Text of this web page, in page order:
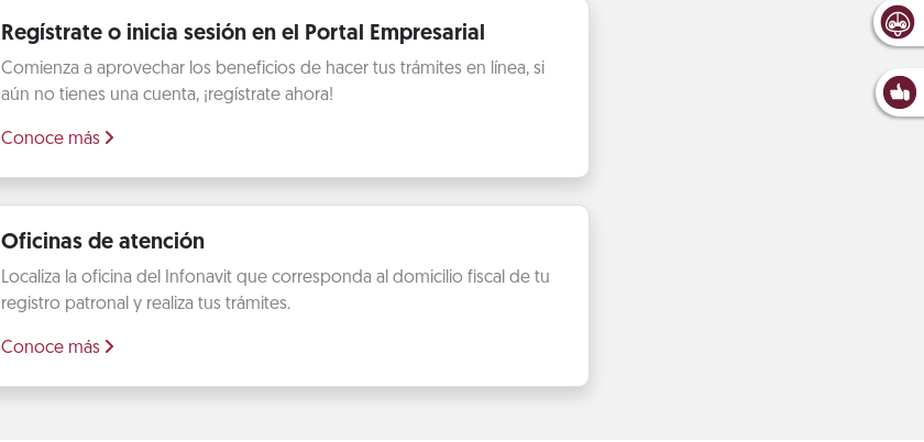
Regístrate o inicia sesión en el Portal Empresarial
Comienza a aprovechar los beneficios de hacer tus trámites en línea, si
aún no tienes una cuenta, ¡regístrate ahora!
Conoce más
Oficinas de atención
Localiza la oficina del Infonavit que corresponda al domicilio fiscal de tu
registro patronal y realiza tus trámites.
Conoce más